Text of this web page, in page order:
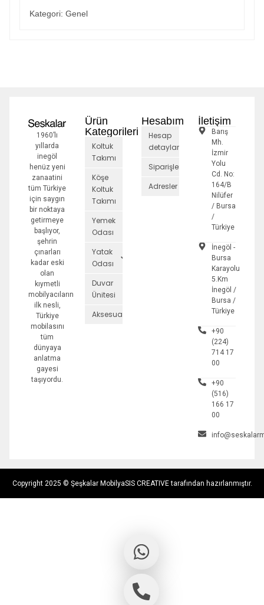
Kategori: Genel
1960’lı
yıllarda
inegöl
henüz yeni
zanaatini
tüm Türkiye
için saygın
bir noktaya
getirmeye
başlıyor,
şehrin
çınarları
kadar eski
olan
kıymetli
mobilyacıların
ilk nesli,
Türkiye
mobilasını
tüm
dünyaya
anlatma
gayesi
taşıyordu.
Ürün
Kategorileri
Koltuk
Takımı
Köşe
Koltuk
Takımı
Yemek
Odası
Yatak
Odası
Duvar
Ünitesi
Aksesuarlar
Hesabım
Hesap
detayları
Siparişler
Adresler
İletişim
Barış
Mh.
İzmir
Yolu
Cd. No:
164/B
Nilüfer
/ Bursa
/
Türkiye
İnegöl -
Bursa
Karayolu
5.Km
İnegöl /
Bursa /
Türkiye
+90
(224)
714 17
00
+90
(516)
166 17
00
Copyright 2025 © Şeşkalar MobilyaSIS CREATIVE tarafından hazırlanmıştır.